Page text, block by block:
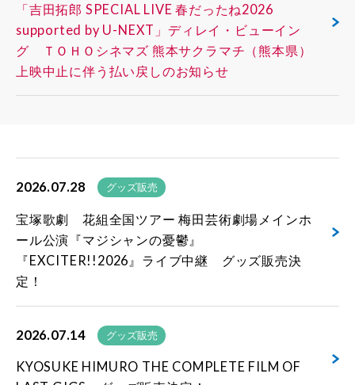
「吉田拓郎 SPECIAL LIVE 春だったね2026
supported by U-NEXT」ディレイ・ビューイン
グ ＴＯＨＯシネマズ 熊本サクラマチ（熊本県）
上映中止に伴う払い戻しのお知らせ
2026.07.28 グッズ販売
宝塚歌劇 花組全国ツアー 梅田芸術劇場メインホ
ール公演『マジシャンの憂鬱』
『EXCITER!!2026』ライブ中継 グッズ販売決
定！
2026.07.14 グッズ販売
KYOSUKE HIMURO THE COMPLETE FILM OF